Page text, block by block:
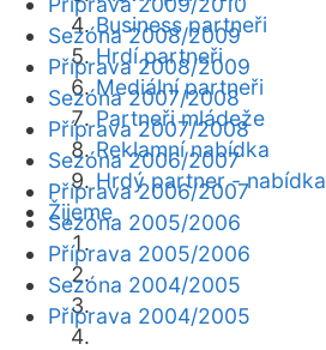
Business partneři
Hrdí partneři
Mediální partneři
Partneři mládeže
Reklamní nabídka
Hrdý partner - nabídka
Žijeme
Sezóna 2008/2009
Příprava 2008/2009
Sezóna 2007/2008
Příprava 2007/2008
Sezóna 2006/2007
Příprava 2006/2007
Sezóna 2005/2006
Příprava 2005/2006
Sezóna 2004/2005
Příprava 2004/2005